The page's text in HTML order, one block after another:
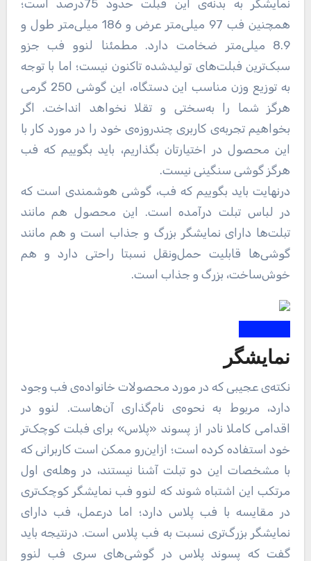
نمایشگر به بدنه‌ی این فبلت حدود 75درصد است؛
همچنین فب 97 میلی‌متر عرض و 186 میلی‌متر طول و
8.9 میلی‌متر ضخامت دارد. مطمئنا لنوو فب جزو
سبک‌ترین فبلت‌های تولیدشده تاکنون نیست؛ اما با توجه
به توزیع وزن مناسب این دستگاه، این گوشی 250 گرمی
هرگز شما را به‌سختی و تقلا نخواهد انداخت. اگر
بخواهیم تجربه‌ی کاربری چندروزه‌ی خود را در مورد کار با
این محصول در اختیارتان بگذاریم، باید بگوییم که فب
هرگز گوشی سنگینی نیست.
درنهایت باید بگوییم که فب، گوشی هوشمندی است که
در لباس تبلت درآمده است. این محصول هم مانند
تبلت‌ها دارای نمایشگر بزرگ و جذاب است و هم مانند
گوشی‌ها قابلیت حمل‌ونقل نسبتا راحتی دارد و هم
خوش‌ساخت، بزرگ و جذاب است.
نمایشگر
نکته‌ی عجیبی که در مورد محصولات خانواده‌ی فب وجود
دارد، مربوط به نحوه‌ی نام‌گذاری آن‌هاست. لنوو در
اقدامی کاملا نادر از پسوند «پلاس» برای فبلت کوچک‌تر
خود استفاده کرده است؛ ازاین‌رو ممکن است کاربرانی که
با مشخصات این دو تبلت آشنا نیستند، در وهله‌ی اول
مرتکب این اشتباه شوند که لنوو فب نمایشگر کوچک‌تری
در مقایسه با فب پلاس دارد؛ اما درعمل، فب دارای
نمایشگر بزرگ‌تری نسبت به فب پلاس است. درنتیجه باید
گفت که پسوند پلاس در گوشی‌های سری فب لنوو